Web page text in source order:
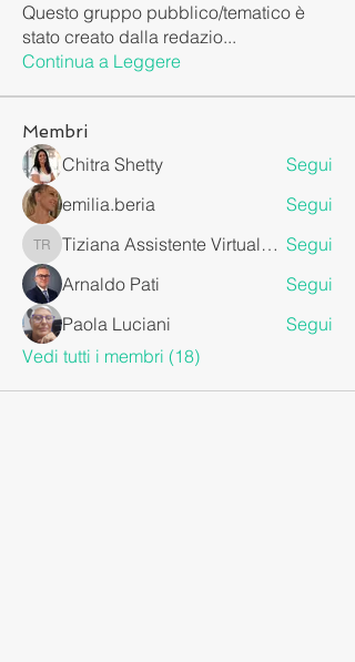
Questo gruppo pubblico/tematico è
stato creato dalla redazio...
Continua a Leggere
Membri
Chitra Shetty
Segui
emilia.beria
Segui
Tiziana Assistente Virtuale da RemotoTiziana Assistente Virtuale da Remoto Segui
Arnaldo Pati
Segui
Paola Luciani
Segui
Vedi tutti i membri (18)